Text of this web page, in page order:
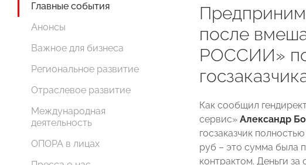
Главные события
Анонсы
Важное для бизнеса
Региональное развитие
Отраслевое развитие
Международная
деятельность
ОПОРА в лицах
после
РОССИИ»
Как сообщил
сервис» Александр
госзаказчик
руб – это сумма была
контрактом. Деньги за